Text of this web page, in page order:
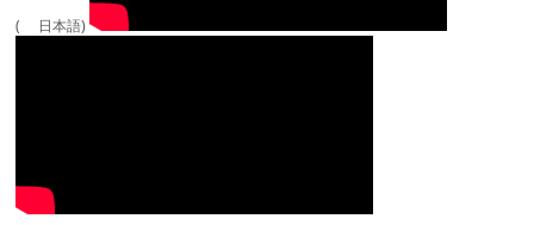
( 日本語)